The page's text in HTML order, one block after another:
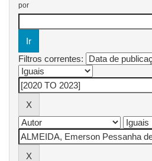
por
Filtros correntes: